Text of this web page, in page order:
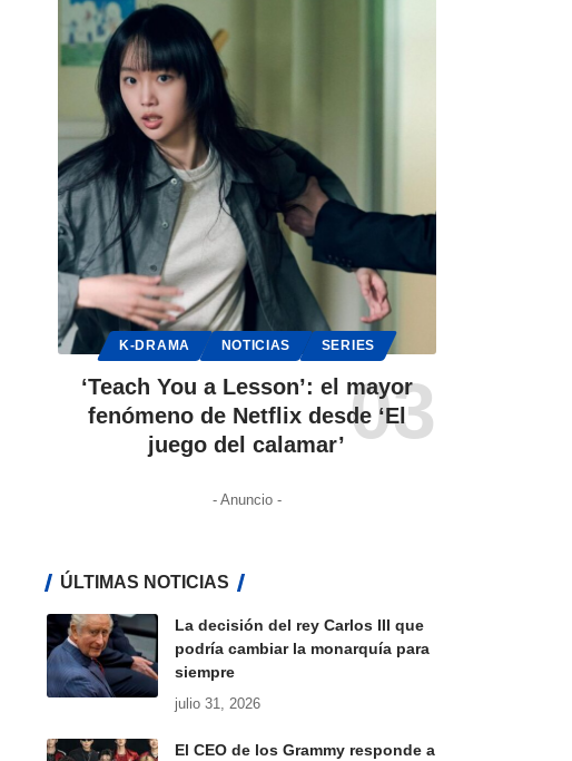
K-DRAMA NOTICIAS SERIES
‘Teach You a Lesson’: el mayor
fenómeno de Netflix desde ‘El
juego del calamar’
- Anuncio -
ÚLTIMAS NOTICIAS
La decisión del rey Carlos III que
podría cambiar la monarquía para
siempre
julio 31, 2026
El CEO de los Grammy responde a